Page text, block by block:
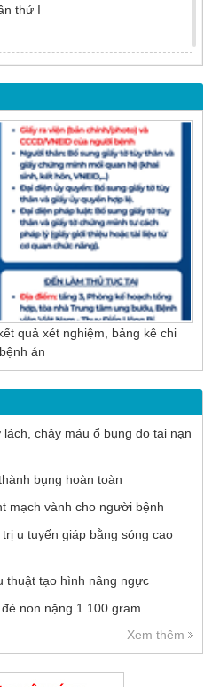
thứ I
ngược dòng – Giải pháp tối ưu
sỏi ống mật chủ
quả xét nghiệm, bảng kê chi
án
chảy máu ổ bụng do tai nạn
bụng hoàn toàn
mạch vành cho người bệnh
u tuyến giáp bằng sóng cao
thuật tạo hình nâng ngực
non nặng 1.100 gram
Xem thêm